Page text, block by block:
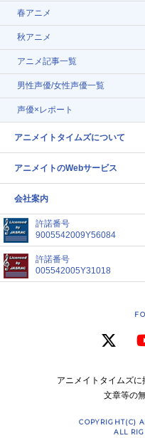
春アニメ
秋アニメ
アニメ記事一覧
男性声優/女性声優一覧
声優×レポート
アニメイトタイムズについて
アニメイトのWebサービス
会社案内
許諾番号
9005542009Y56084
許諾番号
005542005Y31018
アニメイトタイムズに
文章等の
COPYRIGHT(C)
ALL